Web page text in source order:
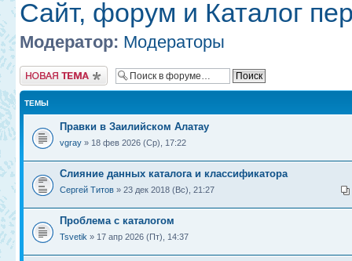
Сайт, форум и Каталог
Модератор: Модераторы
Новая тема
ТЕМЫ
Правки в Заилийском Алатау
vgray » 18 фев 2026 (Ср), 17:22
Слияние данных каталога и классификатора
Сергей Титов » 23 дек 2018 (Вс), 21:27
Проблема с каталогом
Tsvetik » 17 апр 2026 (Пт), 14:37